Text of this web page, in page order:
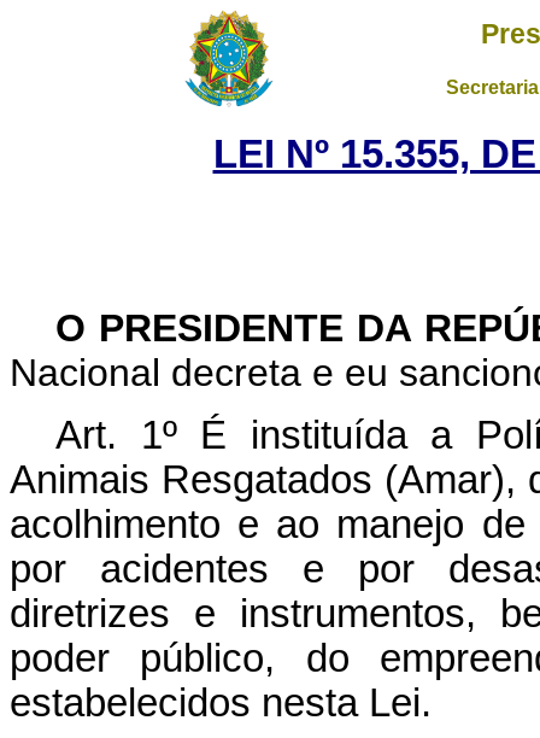
LEI Nº 15.355,
O PRESIDENTE DA
Nacional decreta e eu
Art. 1º É instituída a
Animais Resgatados (Amar),
acolhimento e ao manejo
por acidentes e por
diretrizes e instrumentos,
poder público, do
estabelecidos nesta Lei.